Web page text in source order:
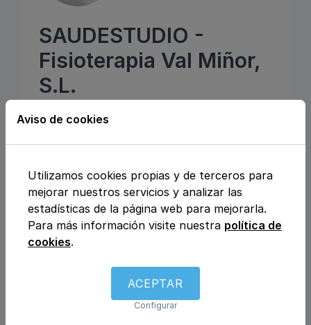
SAUDESTUDIO -
Fisioterapia Val Miñor,
S.L.
Pontevedra
Ginecología y obstetricia
Traumatología y ortopedia
Radiología
Podología
Dietética y nutrición
Osteopatía
Psicología
Pilates Ejercicio, gimnasio y fitness
Consulta por videollamada
Aviso de cookies
Utilizamos cookies propias y de terceros para
mejorar nuestros servicios y analizar las
estadísticas de la página web para mejorarla.
Para más información visite nuestra política de
cookies.
ACEPTAR
Configurar